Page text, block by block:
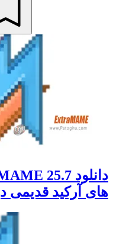
های آرکید قدیمی